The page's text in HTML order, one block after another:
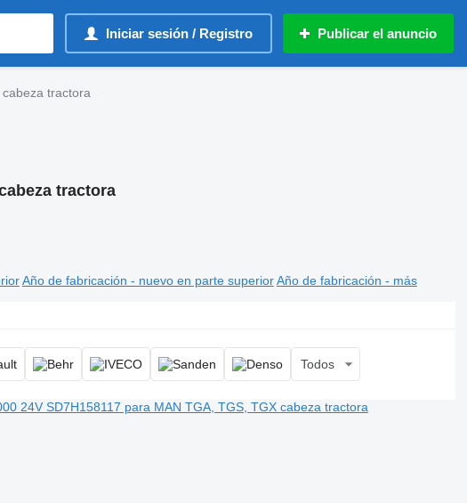
Iniciar sesión / Registro Publicar el anuncio
tractora
tractora
Año de fabricación - nuevo en parte superior Año de fabricación - más
Todos